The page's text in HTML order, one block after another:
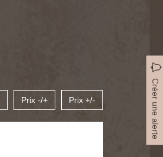
Créer une alerte
Prix -/+ Prix +/-